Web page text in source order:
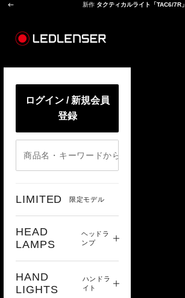
コンテンツへスキップ
前へ 新作 タクティカルライト「TAC6/7R」
ログイン / 新規会員
登録
LIMITED 限定モデル
HEAD
LAMPS
ヘッドラ
ンプ
HAND
LIGHTS
ハンドラ
イト